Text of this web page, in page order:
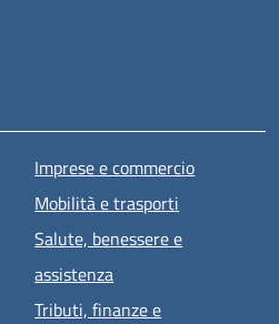
Imprese e commercio
Mobilità e trasporti
Salute, benessere e
assistenza
Tributi, finanze e